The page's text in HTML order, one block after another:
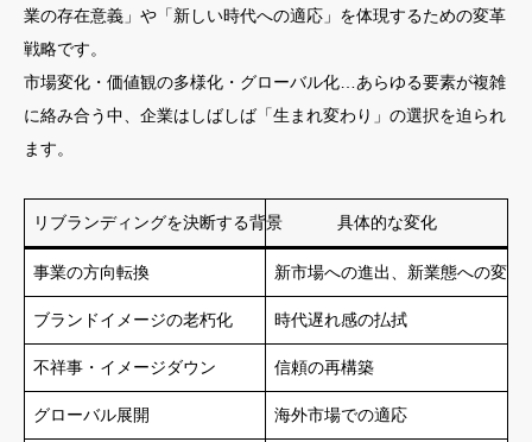
業の存在意義」や「新しい時代への適応」を体現するための変革
戦略です。
市場変化・価値観の多様化・グローバル化…あらゆる要素が複雑
に絡み合う中、企業はしばしば「生まれ変わり」の選択を迫られ
ます。
リブランディングを決断する背景 具体的な変化
事業の方向転換 新市場への進出、新業態への変化
ブランドイメージの老朽化 時代遅れ感の払拭
不祥事・イメージダウン 信頼の再構築
グローバル展開 海外市場での適応